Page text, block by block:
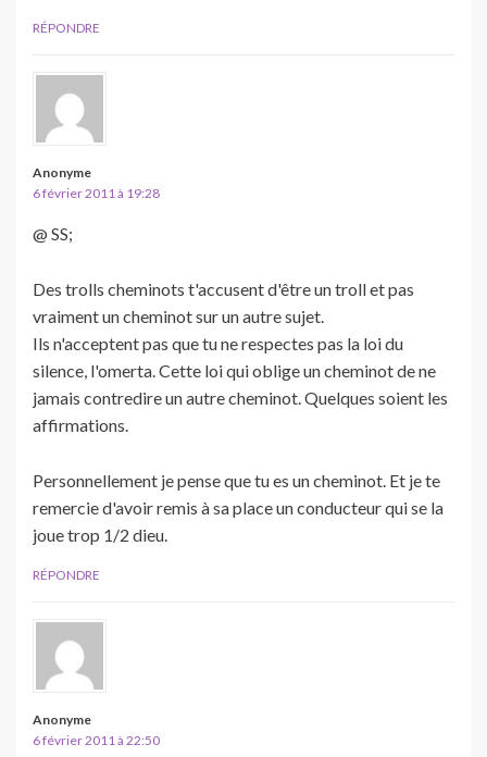
RÉPONDRE
Anonyme
6 février 2011 à 19:28
@ SS;
Des trolls cheminots t'accusent d'être un troll et pas
vraiment un cheminot sur un autre sujet.
Ils n'acceptent pas que tu ne respectes pas la loi du
silence, l'omerta. Cette loi qui oblige un cheminot de ne
jamais contredire un autre cheminot. Quelques soient les
affirmations.
Personnellement je pense que tu es un cheminot. Et je te
remercie d'avoir remis à sa place un conducteur qui se la
joue trop 1/2 dieu.
RÉPONDRE
Anonyme
6 février 2011 à 22:50